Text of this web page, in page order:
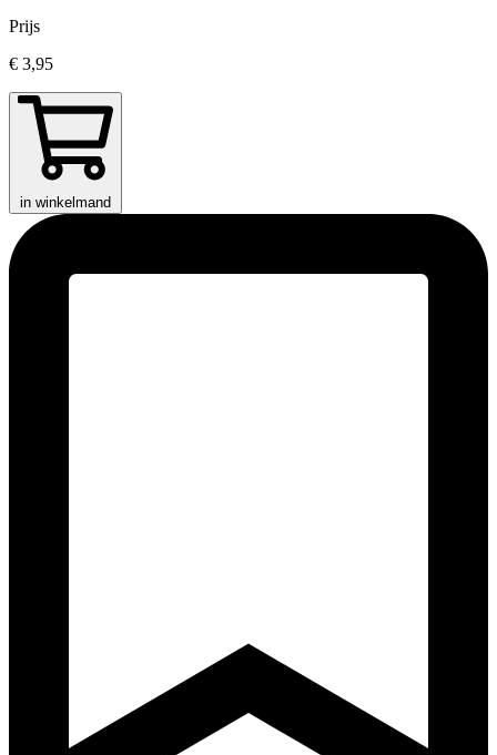
Prijs
€ 3,95
in winkelmand